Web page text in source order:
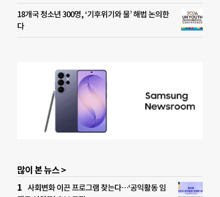
18개국 청소년 300명, ‘기후위기와 물’ 해법 논의한
다
많이 본 뉴스 >
사회변화 이끈 프로그램 찾는다…‘공익활동 임